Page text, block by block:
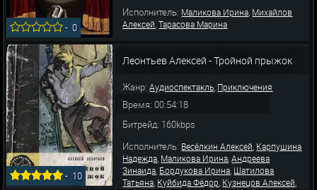
-0
Исполнитель: Маликова Ирина, Михайлов
Алексей,Тарасова Марина
- 10
Леонтьев Алексей - Тройной прыжок
Жанр:Аудиоспектакль, Приключения
Время: 00:54:18
Битрейд: 160kbps
Исполнитель: Весёлкин Алексей, Карпушина
Надежда, Маликова Ирина,Андреева
Зинаида, Бордукова Ирина, Шатилова
Татьяна, Куйбида Фёдор, Кузнецов Алексей,